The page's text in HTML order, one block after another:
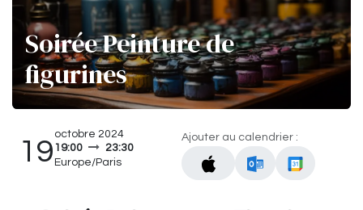
Soirée Peinture de
figurines
19
octobre 2024
19:00
23:30
Europe/Paris
Ajouter au calendrier :